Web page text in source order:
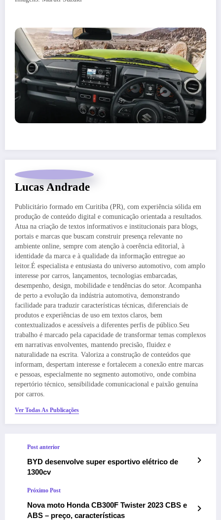
Lucas Andrade
Publicitário formado em Curitiba (PR), com experiência sólida em
produção de conteúdo digital e comunicação orientada a resultados.
Atua na criação de textos informativos e institucionais para blogs,
portais e marcas que buscam construir presença relevante no
ambiente online, sempre com atenção à coerência editorial, à
identidade da marca e à qualidade da informação entregue ao
leitor.É especialista e entusiasta do universo automotivo, com amplo
interesse por carros, lançamentos, tecnologias embarcadas,
desempenho, design, mobilidade e tendências do setor. Acompanha
de perto a evolução da indústria automotiva, demonstrando
facilidade para traduzir características técnicas, diferenciais de
produtos e experiências de uso em textos claros, bem
contextualizados e acessíveis a diferentes perfis de público.Seu
trabalho é marcado pela capacidade de transformar temas complexos
em narrativas envolventes, mantendo precisão, fluidez e
naturalidade na escrita. Valoriza a construção de conteúdos que
informam, despertam interesse e fortalecem a conexão entre marcas
e pessoas, especialmente no segmento automotivo, onde combina
repertório técnico, sensibilidade comunicacional e paixão genuína
por carros.
Ver Todas As Publicações
Post anterior
BYD desenvolve super esportivo elétrico de
1300cv
Próximo Post
Nova moto Honda CB300F Twister 2023 CBS e
ABS – preço, características